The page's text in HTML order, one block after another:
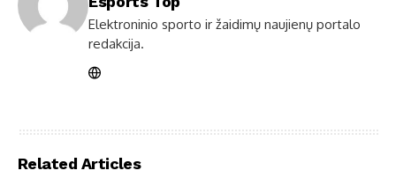
Elektroninio sporto ir žaidimų naujienų portalo
redakcija.
Related Articles